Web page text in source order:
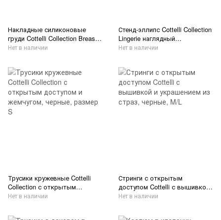
Накладные силиконовые
груди Cottelli Collection Breasts
with Bra с бюстгальтером,
Нет в наличии
Стенд-эллипс Cottelli Collection
Lingerie наглядный
выставочный проект
Нет в наличии
Трусики кружевные Cottelli
Collection с открытым
доступом и жемчугом,
Нет в наличии
Стринги с открытым
доступом Cottelli с вышивкой
и украшением из страз,
Нет в наличии